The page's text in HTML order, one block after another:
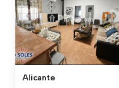
Alicante